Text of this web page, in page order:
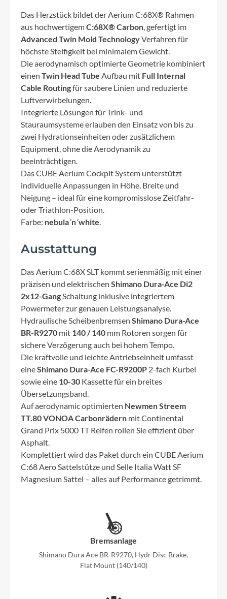
Das Herzstück bildet der Aerium C:68X® Rahmen
aus hochwertigemC:68X® Carbon, gefertigt im
Advanced Twin Mold TechnologyVerfahren für
höchste Steifigkeit bei minimalem Gewicht.
Die aerodynamisch optimierte Geometrie kombiniert
einen Twin Head Tube Aufbau mit Full Internal
Cable Routingfür saubere Linien und reduzierte
Luftverwirbelungen.
Integrierte Lösungen für Trink- und
Stauraumsysteme erlauben den Einsatz von bis zu
zwei Hydrationseinheiten oder zusätzlichem
Equipment, ohne die Aerodynamik zu
beeinträchtigen.
Das CUBE Aerium Cockpit System unterstützt
individuelle Anpassungen in Höhe, Breite und
Neigung – ideal für eine kompromisslose Zeitfahr-
oder Triathlon-Position.
Farbe: nebula´n´white.
Ausstattung
Das Aerium C:68X SLT kommt serienmäßig mit einer
präzisen und elektrischen Shimano Dura-Ace Di2
2x12-GangSchaltung inklusive integriertem
Powermeter zur genauen Leistungsanalyse.
Hydraulische Scheibenbremsen Shimano Dura-Ace
BR-R9270 mit 140 / 140 mm Rotoren sorgen für
sichere Verzögerung auch bei hohem Tempo.
Die kraftvolle und leichte Antriebseinheit umfasst
eineShimano Dura-Ace FC-R9200P 2-fach Kurbel
sowie eine 10-30 Kassette für ein breites
Übersetzungsband.
Auf aerodynamic optimierten Newmen Streem
TT.80 VONOA Carbonrädern mit Continental
Grand Prix 5000 TT Reifen rollen Sie effizient über
Asphalt.
Komplettiert wird das Paket durch ein CUBE Aerium
C:68 Aero Sattelstütze und Selle Italia Watt SF
Magnesium Sattel – alles auf Performance getrimmt.
Bremsanlage
Shimano Dura Ace BR-R9270, Hydr Disc Brake,
Flat Mount (140/140)